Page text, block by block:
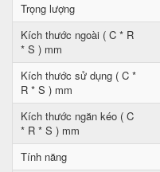
Trọng lượng
Kích thước ngoài ( C * R
* S ) mm
Kích thước sử dụng ( C *
R * S ) mm
Kích thước ngăn kéo ( C
* R * S ) mm
Tính năng